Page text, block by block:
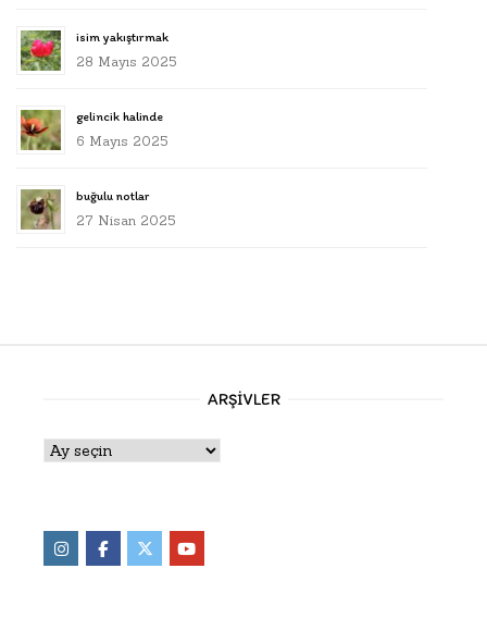
isim yakıştırmak
28 Mayıs 2025
gelincik halinde
6 Mayıs 2025
buğulu notlar
27 Nisan 2025
ARŞIVLER
Arşivler